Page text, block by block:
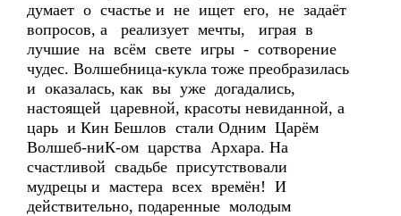
думает о счастье и не ищет его, не задаёт
вопросов, а реализует мечты, играя в
лучшие на всём свете игры - сотворение
чудес. Волшебница-кукла тоже преобразилась
и оказалась, как вы уже догадались,
настоящей царевной, красоты невиданной, а
царь и Кин Бешлов стали Одним Царём
Волшеб-ниК-ом царства Архара. На
счастливой свадьбе присутствовали
мудрецы и мастера всех времён! И
действительно, подаренные молодым